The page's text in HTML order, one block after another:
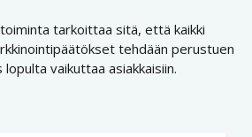
tarkoittaa sitä, että kaikki
tehdään perustuen
vaikuttaa asiakkaisiin.